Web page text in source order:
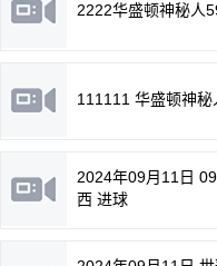
2222华盛顿神秘人
111111 华盛顿神
2024年09月11日
西 进球